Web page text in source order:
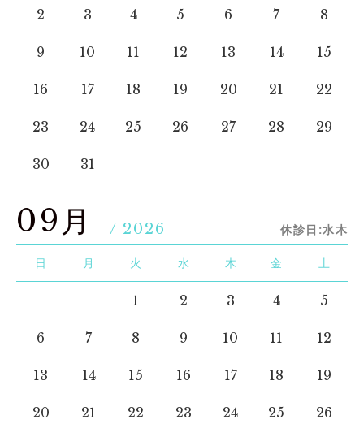
2 3 4 5 6 7 8
9 10 11 12 13 14 15
16 17 18 19 20 21 22
23 24 25 26 27 28 29
30 31
09月 / 2026 休診日:水木
日 月 火 水 木 金 土
1 2 3 4 5
6 7 8 9 10 11 12
13 14 15 16 17 18 19
20 21 22 23 24 25 26